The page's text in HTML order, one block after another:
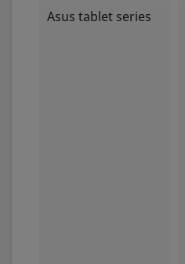
Asus tablet series